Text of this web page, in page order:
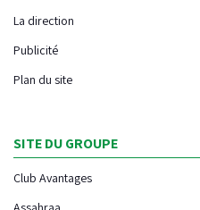
La direction
Publicité
Plan du site
SITE DU GROUPE
Club Avantages